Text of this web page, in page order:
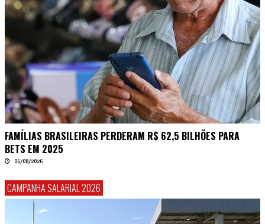
FAMÍLIAS BRASILEIRAS PERDERAM R$ 62,5 BILHÕES PARA
BETS EM 2025
06/08/2026
CAMPANHA SALARIAL 2026